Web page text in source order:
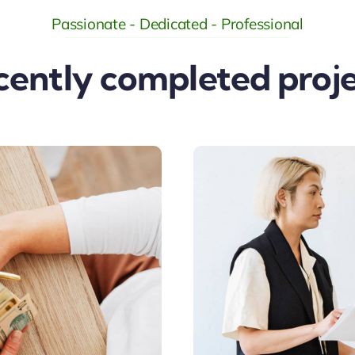
Passionate - Dedicated - Professional
completed